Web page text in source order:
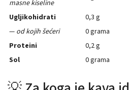
masne kiseline
Ugljikohidrati
0,3 g
— od kojih šećeri
0 grama
Proteini
0,2 g
Sol
0 grama